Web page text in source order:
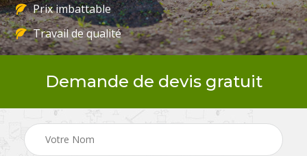
Prix imbattable
Travail de qualité
Demande de devis gratuit